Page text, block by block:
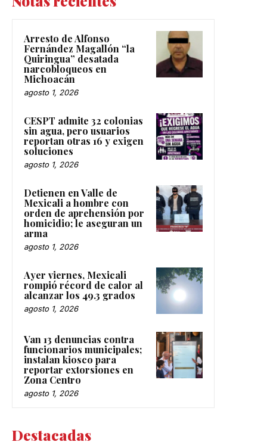
Arresto de Alfonso
Fernández Magallón “la
Quiringua” desatada
narcobloqueos en
Michoacán
agosto 1, 2026
CESPT admite 32 colonias
sin agua, pero usuarios
reportan otras 16 y exigen
soluciones
agosto 1, 2026
Detienen en Valle de
Mexicali a hombre con
orden de aprehensión por
homicidio; le aseguran un
arma
agosto 1, 2026
Ayer viernes, Mexicali
rompió récord de calor al
alcanzar los 49.3 grados
agosto 1, 2026
Van 13 denuncias contra
funcionarios municipales;
instalan kiosco para
reportar extorsiones en
Zona Centro
agosto 1, 2026
Destacadas